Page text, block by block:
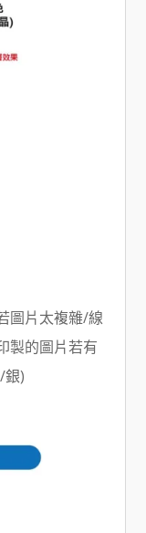
圖片太複雜/線
製的圖片若有
銀)